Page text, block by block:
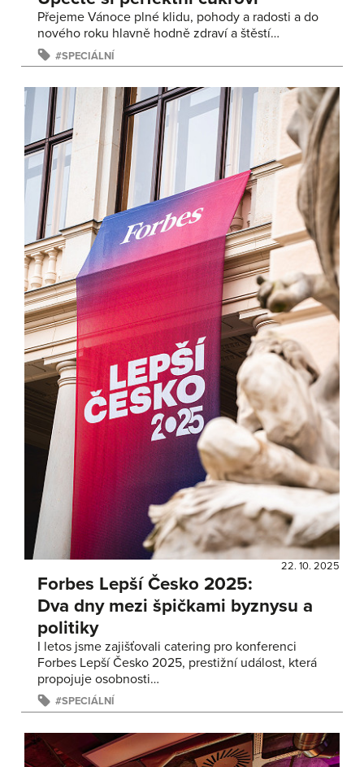
Přejeme Vánoce plné klidu, pohody a radosti a do
nového roku hlavně hodně zdraví a štěstí…
SPECIÁLNÍ
22. 10. 2025
Forbes Lepší Česko 2025:
Dva dny mezi špičkami byznysu a
politiky
I letos jsme zajišťovali catering pro konferenci
Forbes Lepší Česko 2025, prestižní událost, která
propojuje osobnosti…
SPECIÁLNÍ